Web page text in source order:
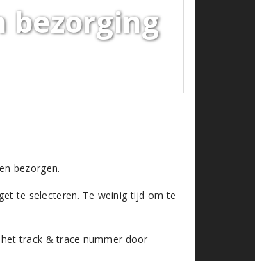
bezorging
bezorgen.
te selecteren. Te weinig tijd om te
track & trace nummer door